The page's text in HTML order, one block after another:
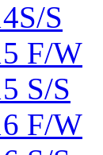
S
F/W
S/S
F/W